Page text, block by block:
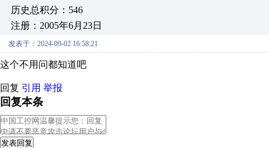
历史总积分：546
注册：2005年6月23日
发表于：2024-09-02 16:58:21
这个不用问都知道吧
回复 引用 举报
回复本条
发表回复